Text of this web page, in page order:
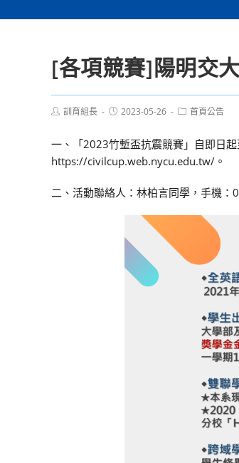
[各項競賽]陽明交
Post訓育組長
Post2023-05-26
Post首頁公告
一、「2023竹塹盃抗震競賽」自即日
https://civilcup.web.nycu.edu.tw/。
二、活動聯絡人：林柏言同學，手機